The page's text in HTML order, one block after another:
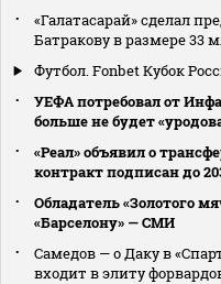
«Галатасарай» сделал
Батракову в размере 33
Футбол. Fonbet Кубок
УЕФА потребовал от
больше не будет
«Реал» объявил о
контракт подписан до
Обладатель «Золотого
«Барселону» — СМИ
Самедов — о Даку в
входит в элиту